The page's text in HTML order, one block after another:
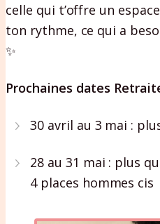
celle qui t’offre un
ton rythme, ce qui a
✨
Prochaines dates
30 avril au 3 mai :
28 au 31 mai : plus
4 places hommes cis